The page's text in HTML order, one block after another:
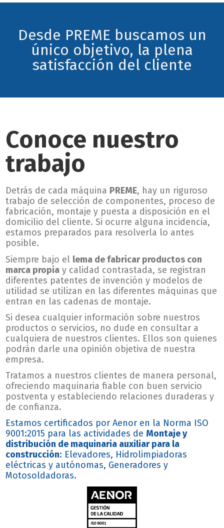
Desde PREME buscamos un
único objetivo, la plena
satisfacción del cliente
Conoce nuestro
trabajo
Detrás de cada máquina PREME, hay un riguroso
trabajo de selección de componentes, proceso de
fabricación, montaje y puesta a disposición en el
domicilio del cliente. Si ocurre alguna incidencia,
estamos preparados para resolverla lo antes
posible.
Siempre bajo el lema de fabricar productos con
marca propiay calidad contrastada, se registran
diferentes patentes de invención y modelos de
utilidad se utilizan en las diferentes máquinas que
entran en las cadenas de montaje.
Si desea cualquier información sobre nuestros
productos o servicios, no dude en consultar a
cualquiera de nuestros clientes. Ellos son quienes
podrán darle una opinión objetiva de nuestra
empresa.
Tratamos a nuestros clientes de manera personal,
ofreciendo maquinaria fiable con buen servicio
postventa y estableciendo relaciones duraderas y
de confianza.
Estamos certificados por Aenor en la Norma ISO
9001:2015 para las actividades de Montaje y
distribución de maquinaria auxiliar para la
construcción: Elevadores, Hidrolimpiadoras
eléctricas y autónomas, Generadores y
Motosoldadoras.